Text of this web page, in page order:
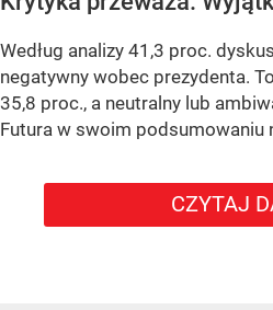
Według analizy 41,3 proc.
negatywny wobec prezydenta.
35,8 proc., a neutralny lub
Futura w swoim podsumowaniu
CZYTAJ